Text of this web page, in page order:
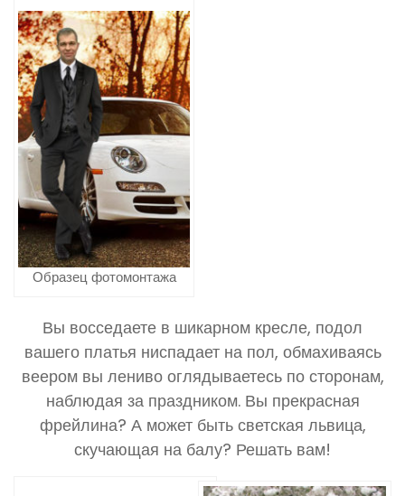
Образец фотомонтажа
Вы восседаете в шикарном кресле, подол
вашего платья ниспадает на пол, обмахиваясь
веером вы лениво оглядываетесь по сторонам,
наблюдая за праздником. Вы прекрасная
фрейлина? А может быть светская львица,
скучающая на балу? Решать вам!